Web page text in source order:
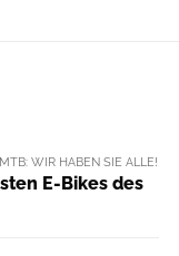
WIR HABEN SIE ALLE!
E-Bikes des